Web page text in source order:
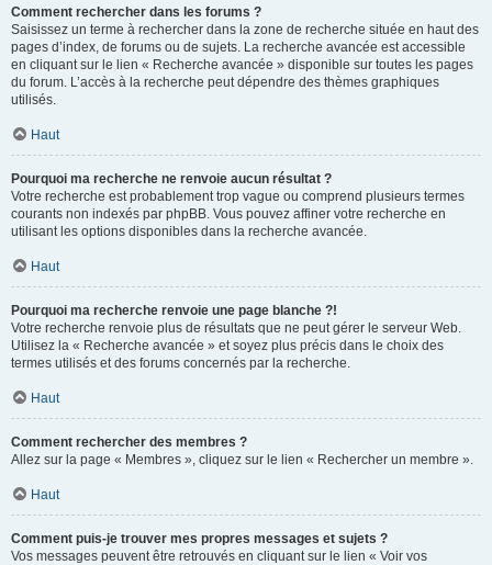
Comment rechercher dans les forums ?
Saisissez un terme à rechercher dans la zone de recherche située en haut des
pages d’index, de forums ou de sujets. La recherche avancée est accessible
en cliquant sur le lien « Recherche avancée » disponible sur toutes les pages
du forum. L’accès à la recherche peut dépendre des thèmes graphiques
utilisés.
Haut
Pourquoi ma recherche ne renvoie aucun résultat ?
Votre recherche est probablement trop vague ou comprend plusieurs termes
courants non indexés par phpBB. Vous pouvez affiner votre recherche en
utilisant les options disponibles dans la recherche avancée.
Haut
Pourquoi ma recherche renvoie une page blanche ?!
Votre recherche renvoie plus de résultats que ne peut gérer le serveur Web.
Utilisez la « Recherche avancée » et soyez plus précis dans le choix des
termes utilisés et des forums concernés par la recherche.
Haut
Comment rechercher des membres ?
Allez sur la page « Membres », cliquez sur le lien « Rechercher un membre ».
Haut
Comment puis-je trouver mes propres messages et sujets ?
Vos messages peuvent être retrouvés en cliquant sur le lien « Voir vos